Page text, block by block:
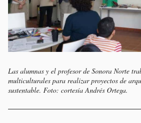
Las alumnas y el profesor de Sonora Norte
multiculturales para realizar proyectos de
sustentable. Foto: cortesía Andrés Ortega.